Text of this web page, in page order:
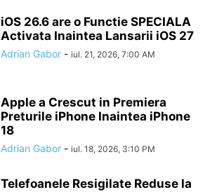
iOS 26.6 are o Functie SPECIALA
Activata Inaintea Lansarii iOS 27
Adrian Gabor - iul. 21, 2026, 7:00 AM
Apple a Crescut in Premiera
Preturile iPhone Inaintea iPhone
18
Adrian Gabor - iul. 18, 2026, 3:10 PM
Telefoanele Resigilate Reduse la